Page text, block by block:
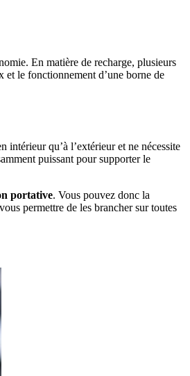
En matière de recharge, plusieurs
le fonctionnement d’une borne de
intérieur qu’à l’extérieur et ne nécessite
puissant pour supporter le
portative. Vous pouvez donc la
permettre de les brancher sur toutes